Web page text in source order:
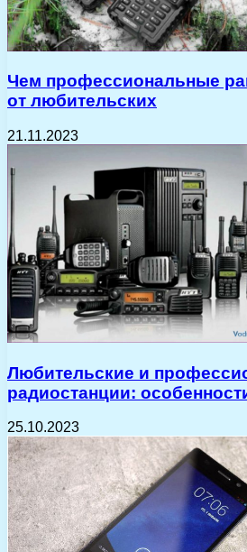
Чем профессиональные
от любительских
21.11.2023
Любительские и
радиостанции:
25.10.2023